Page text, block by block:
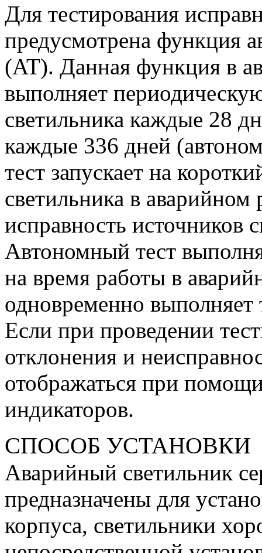
Для тестирования
предусмотрена функция
(AT). Данная функция в
выполняет
светильника каждые 28
каждые 336 дней
тест запускает на
светильника в
исправность источников
Автономный тест
на время работы в
одновременно выполняет
Если при проведении
отклонения и
отображаться при
индикаторов.
СПОСОБ УСТАНОВКИ
Аварийный светильник
предназначены для
корпуса, светильники